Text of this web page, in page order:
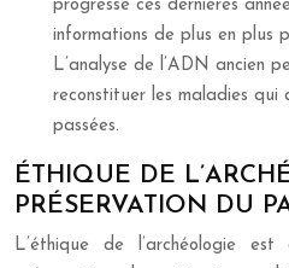
progressé ces dernières
informations de plus en plus
L’analyse de l’ADN ancien
reconstituer les maladies
passées.
ÉTHIQUE DE
PRÉSERVATION DU
L’éthique de l’archéologie